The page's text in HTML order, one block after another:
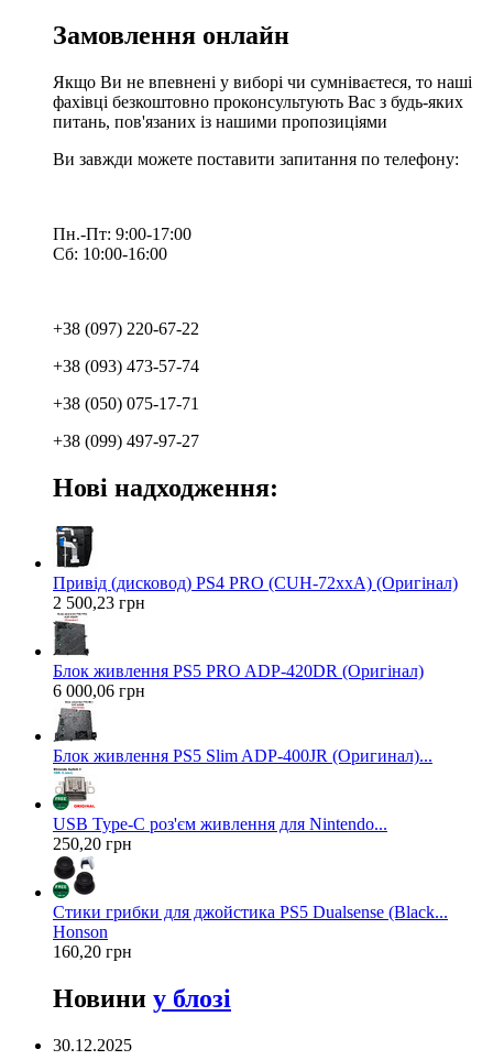
Замовлення онлайн
Якщо Ви не впевнені у виборі чи сумніваєтеся, то наші
фахівці безкоштовно проконсультують Вас з будь-яких
питань, пов'язаних із нашими пропозиціями
Ви завжди можете поставити запитання по телефону:
Пн.-Пт: 9:00-17:00
Сб: 10:00-16:00
+38 (097) 220-67-22
+38 (093) 473-57-74
+38 (050) 075-17-71
+38 (099) 497-97-27
Нові надходження:
Привід (дисковод) PS4 PRO (CUH-72xxA) (Оригінал)
2 500,23 грн
Блок живлення PS5 PRO ADP-420DR (Оригінал)
6 000,06 грн
Блок живлення PS5 Slim ADP-400JR (Оригинал)...
USB Type-C роз'єм живлення для Nintendo...
250,20 грн
Стики грибки для джойстика PS5 Dualsense (Black...
Honson
160,20 грн
Новини у блозі
30.12.2025